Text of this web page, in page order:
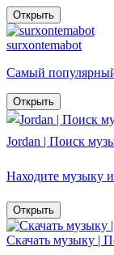
Открыть
surxontemabot
Самый
Открыть
Jordan | Поиск
Находите музыку
Открыть
Скачать музыку |